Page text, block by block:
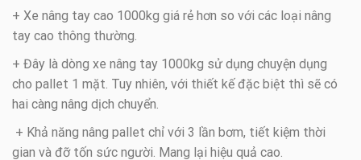
+ Xe nâng tay cao 1000kg giá rẻ hơn so với các loại nâng
tay cao thông thường.
+ Đây là dòng xe nâng tay 1000kg sử dụng chuyện dụng
cho pallet 1 mặt. Tuy nhiên, với thiết kế đặc biệt thì sẽ có
hai càng nâng dịch chuyển.
+ Khả năng nâng pallet chỉ với 3 lần bơm, tiết kiệm thời
gian và đỡ tốn sức người. Mang lại hiệu quả cao.